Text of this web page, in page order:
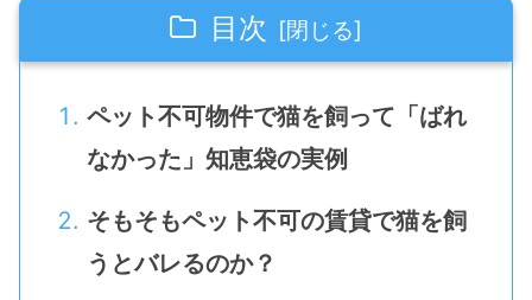
目次
ペット不可物件で猫を飼って「ばれ
なかった」知恵袋の実例
そもそもペット不可の賃貸で猫を飼
うとバレるのか？